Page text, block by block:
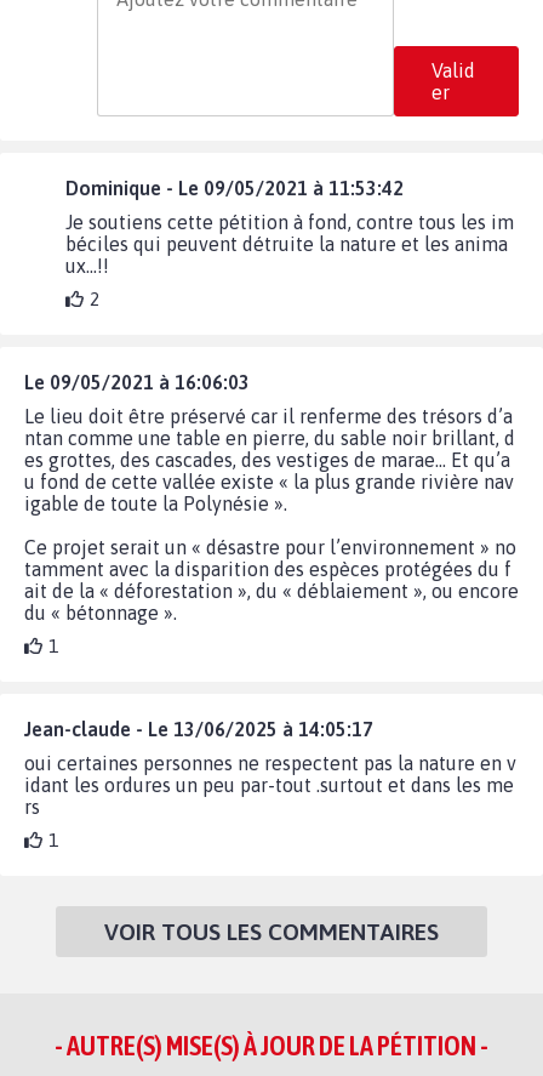
Valid
er
Dominique - Le 09/05/2021 à 11:53:42
Je soutiens cette pétition à fond, contre tous les im
béciles qui peuvent détruite la nature et les anima
ux...!!
2
Le 09/05/2021 à 16:06:03
Le lieu doit être préservé car il renferme des trésors d’a
ntan comme une table en pierre, du sable noir brillant, d
es grottes, des cascades, des vestiges de marae… Et qu’a
u fond de cette vallée existe « la plus grande rivière nav
igable de toute la Polynésie ».
Ce projet serait un « désastre pour l’environnement » no
tamment avec la disparition des espèces protégées du f
ait de la « déforestation », du « déblaiement », ou encore
du « bétonnage ».
1
Jean-claude - Le 13/06/2025 à 14:05:17
oui certaines personnes ne respectent pas la nature en v
idant les ordures un peu par-tout .surtout et dans les me
rs
1
VOIR TOUS LES COMMENTAIRES
- AUTRE(S) MISE(S) À JOUR DE LA PÉTITION -